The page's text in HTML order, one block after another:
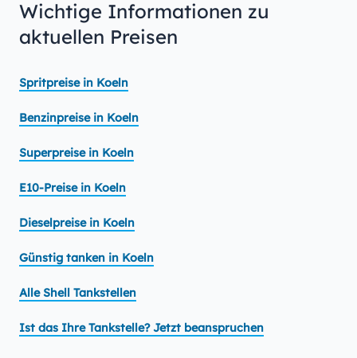
Wichtige Informationen zu
aktuellen Preisen
Spritpreise in Koeln
Benzinpreise in Koeln
Superpreise in Koeln
E10-Preise in Koeln
Dieselpreise in Koeln
Günstig tanken in Koeln
Alle Shell Tankstellen
Ist das Ihre Tankstelle? Jetzt beanspruchen